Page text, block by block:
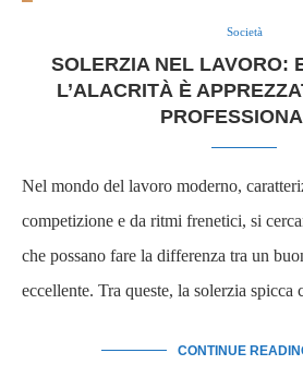
Società
SOLERZIA NEL LAVORO:
L’ALACRITÀ È
Nel mondo del lavoro moderno,
competizione e da ritmi frenetici, si
che possano fare la differenza tra un
eccellente. Tra queste, la solerzia
CONTINUE